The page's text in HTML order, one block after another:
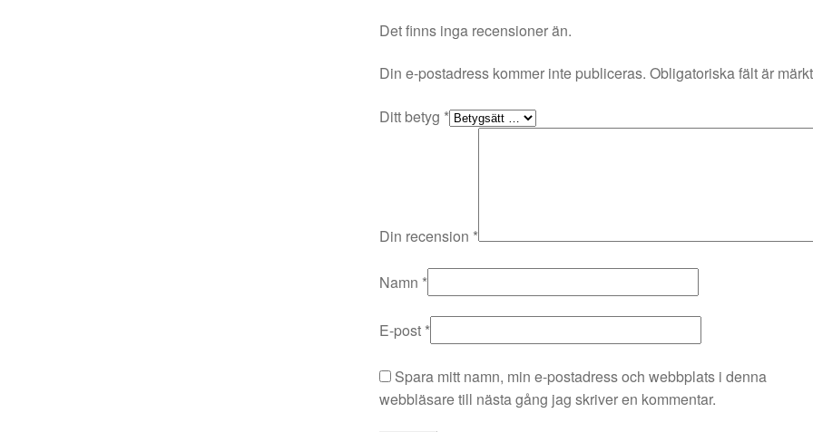
Det finns inga recensioner än.
Din e-postadress kommer inte publiceras. Obligatoriska fält är
Ditt betyg *
Din recension *
Namn *
E-post *
Spara mitt namn, min e-postadress och webbplats i denna
webbläsare till nästa gång jag skriver en kommentar.